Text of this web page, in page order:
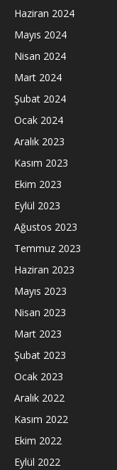
Haziran 2024
Mayıs 2024
Nisan 2024
Mart 2024
Şubat 2024
Ocak 2024
Aralık 2023
Kasım 2023
Ekim 2023
Eylül 2023
Ağustos 2023
Temmuz 2023
Haziran 2023
Mayıs 2023
Nisan 2023
Mart 2023
Şubat 2023
Ocak 2023
Aralık 2022
Kasım 2022
Ekim 2022
Eylül 2022